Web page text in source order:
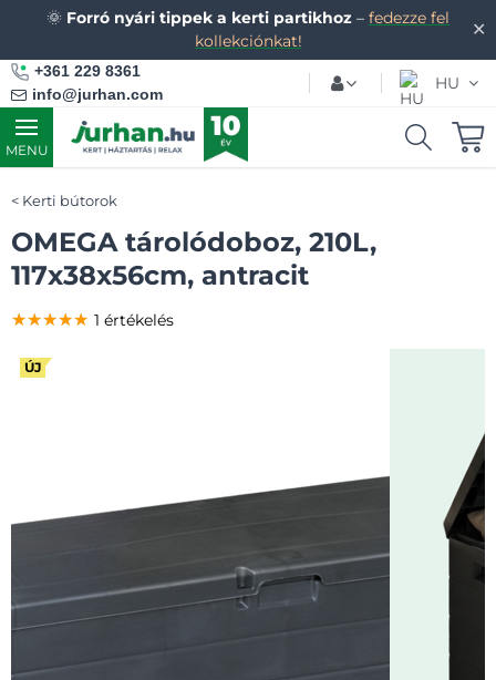
✕
🌞 Forró nyári tippek a kerti partikhoz – fedezze fel
kollekciónkat!
+361 229 8361
info@jurhan.com
HU
MENU
Kerti bútorok
OMEGA tárolódoboz, 210L,
117x38x56cm, antracit
ÚJ
★★★★★
★★★★★
★★★★★ 1 értékelés